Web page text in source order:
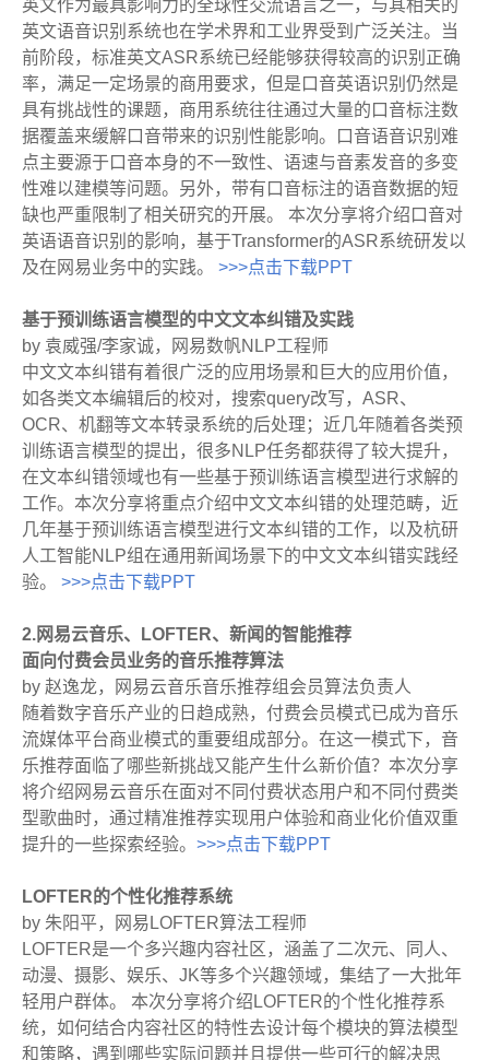
英文作为最具影响力的全球性交流语言之一，与其相关的
英文语音识别系统也在学术界和工业界受到广泛关注。当
前阶段，标准英文ASR系统已经能够获得较高的识别正确
率，满足一定场景的商用要求，但是口音英语识别仍然是
具有挑战性的课题，商用系统往往通过大量的口音标注数
据覆盖来缓解口音带来的识别性能影响。口音语音识别难
点主要源于口音本身的不一致性、语速与音素发音的多变
性难以建模等问题。另外，带有口音标注的语音数据的短
缺也严重限制了相关研究的开展。 本次分享将介绍口音对
英语语音识别的影响，基于Transformer的ASR系统研发以
及在网易业务中的实践。 >>>点击下载PPT
基于预训练语言模型的中文文本纠错及实践
by 袁威强/李家诚，网易数帆NLP工程师
中文文本纠错有着很广泛的应用场景和巨大的应用价值，
如各类文本编辑后的校对，搜索query改写，ASR、
OCR、机翻等文本转录系统的后处理；近几年随着各类预
训练语言模型的提出，很多NLP任务都获得了较大提升，
在文本纠错领域也有一些基于预训练语言模型进行求解的
工作。本次分享将重点介绍中文文本纠错的处理范畴，近
几年基于预训练语言模型进行文本纠错的工作，以及杭研
人工智能NLP组在通用新闻场景下的中文文本纠错实践经
验。 >>>点击下载PPT
2.网易云音乐、LOFTER、新闻的智能推荐
面向付费会员业务的音乐推荐算法
by 赵逸龙，网易云音乐音乐推荐组会员算法负责人
随着数字音乐产业的日趋成熟，付费会员模式已成为音乐
流媒体平台商业模式的重要组成部分。在这一模式下，音
乐推荐面临了哪些新挑战又能产生什么新价值？本次分享
将介绍网易云音乐在面对不同付费状态用户和不同付费类
型歌曲时，通过精准推荐实现用户体验和商业化价值双重
提升的一些探索经验。 >>>点击下载PPT
LOFTER的个性化推荐系统
by 朱阳平，网易LOFTER算法工程师
LOFTER是一个多兴趣内容社区，涵盖了二次元、同人、
动漫、摄影、娱乐、JK等多个兴趣领域，集结了一大批年
轻用户群体。 本次分享将介绍LOFTER的个性化推荐系
统，如何结合内容社区的特性去设计每个模块的算法模型
和策略，遇到哪些实际问题并且提供一些可行的解决思